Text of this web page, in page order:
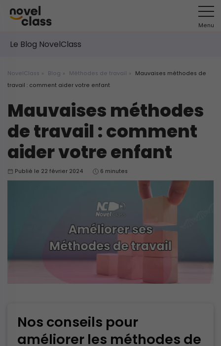
Menu
Le Blog NovelClass
NovelClass Blog Méthodes de travail
Mauvaises méthodes de
travail : comment aider votre enfant
Mauvaises méthodes
de travail : comment
aider votre enfant
Publié le 22 février 2024 6 minutes
Nos conseils pour
améliorer les méthodes de